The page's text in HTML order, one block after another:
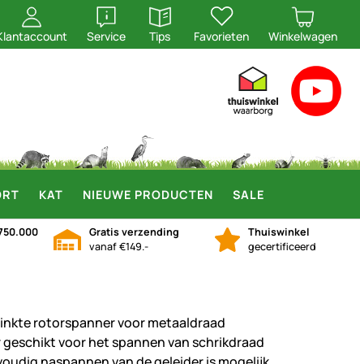
Service
openen
Tips
openen
Favorieten Winkelwagen
KAT NIEUWE PRODUCTEN SALE
Gratis verzending
vanaf €149.-
Thuiswinkel
gecertificeerd
rotorspanner voor metaaldraad
geschikt voor het spannen van schrikdraad